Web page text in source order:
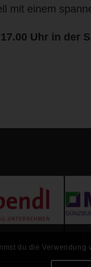
mit einem
Uhr in der
du die Verwendung